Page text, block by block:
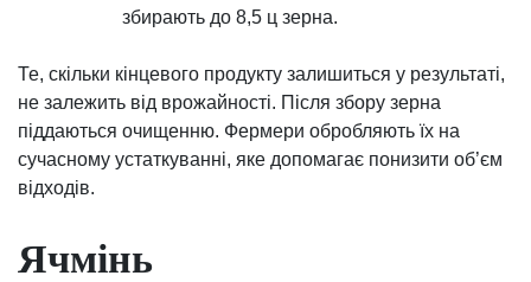
збирають до 8,5 ц зерна.
Те, скільки кінцевого продукту залишиться у результаті,
не залежить від врожайності. Після збору зерна
піддаються очищенню. Фермери обробляють їх на
сучасному устаткуванні, яке допомагає понизити об’єм
відходів.
Ячмінь